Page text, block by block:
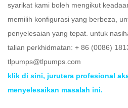
syarikat kami boleh mengikut
memilih konfigurasi yang berbeza,
penyelesaian yang tepat. untuk
talian perkhidmatan: + 86 (0086)
tlpumps@tlpumps.com
klik di sini, jurutera profesional
menyelesaikan masalah ini.